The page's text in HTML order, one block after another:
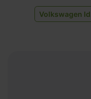
Volkswagen